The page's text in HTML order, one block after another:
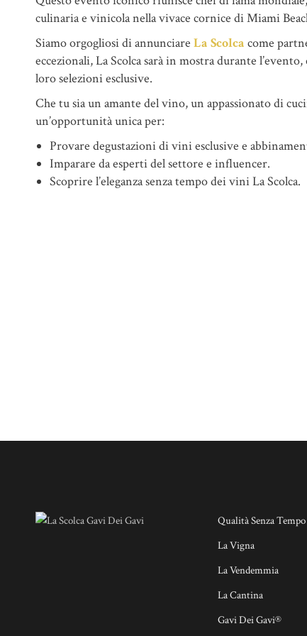
culinaria e vinicola nella vivace cornice di Miami
Siamo orgogliosi di annunciare La Scolca come
eccezionali, La Scolca sarà in mostra durante
loro selezioni esclusive.
Che tu sia un amante del vino, un appassionato di
un’opportunità unica per:
Provare degustazioni di vini esclusive e
Imparare da esperti del settore e influencer.
Scoprire l’eleganza senza tempo dei vini La Scolca.
Qualità Senza Tempo
La Vigna
La Vendemmia
La Cantina
Gavi Dei Gavi®